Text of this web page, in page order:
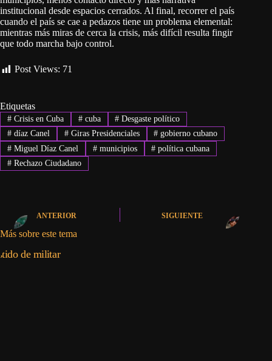
institucional desde espacios cerrados. Al final, recorrer el país
cuando el país se cae a pedazos tiene un problema elemental:
mientras más miras de cerca la crisis, más difícil resulta fingir
que todo marcha bajo control.
Post Views: 71
Etiquetas
#Crisis en Cuba #cuba # Desgaste político
#díaz Canel #Giras Presidenciales # gobierno cubano
#Miguel Díaz Canel #municipios # política cubana
#Rechazo Ciudadano
ANTERIOR SIGUIENTE
Más sobre este tema